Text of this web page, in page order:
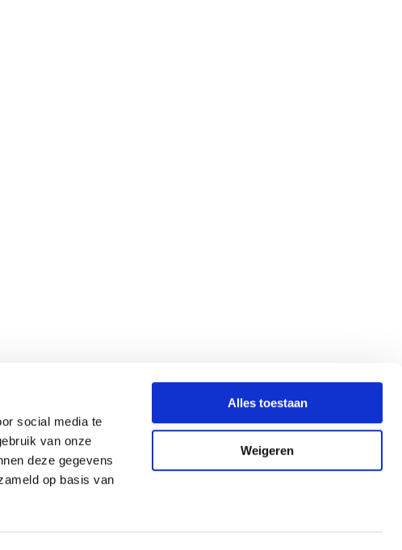
social media te
van onze
deze gegevens
op basis van
Alles toestaan
Weigeren